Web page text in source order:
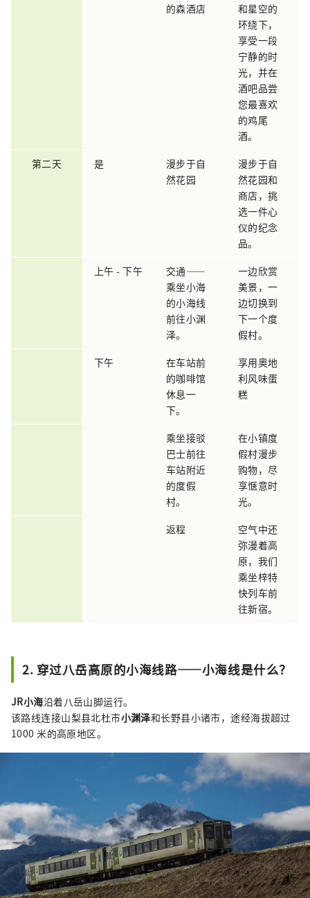
的森酒店
和星空的
环绕下，
享受一段
宁静的时
光，并在
酒吧品尝
您最喜欢
的鸡尾
酒。
第二天
是
漫步于自
然花园
漫步于自
然花园和
商店，挑
选一件心
仪的纪念
品。
上午 - 下午
交通——
乘坐小海
的小海线
前往小渊
泽。
一边欣赏
美景，一
边切换到
下一个度
假村。
下午
在车站前
的咖啡馆
休息一
下。
享用奥地
利风味蛋
糕
乘坐接驳
巴士前往
车站附近
的度假
村。
在小镇度
假村漫步
购物，尽
享惬意时
光。
返程
空气中还
弥漫着高
原，我们
乘坐梓特
快列车前
往新宿。
2. 穿过八岳高原的小海线路——小海线是什么？
JR小海沿着八岳山脚运行。
该路线连接山梨县北杜市小渊泽​​和长野县小诸市，途经海拔超过
1000 米的高原地区。